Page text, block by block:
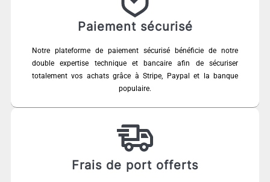
Paiement sécurisé
Notre plateforme de paiement sécurisé bénéficie de notre
double expertise technique et bancaire afin de sécuriser
totalement vos achats grâce à Stripe, Paypal et la banque
populaire.
Frais de port offerts